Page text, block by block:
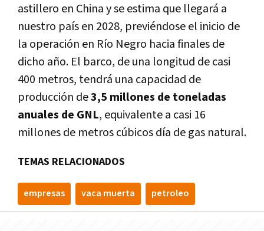
astillero en China y se estima que llegará a
nuestro país en 2028, previéndose el inicio de
la operación en Río Negro hacia finales de
dicho año. El barco, de una longitud de casi
400 metros, tendrá una capacidad de
producción de3,5 millones de toneladas
anuales de GNL, equivalente a casi 16
millones de metros cúbicos día de gas natural.
TEMAS RELACIONADOS
empresas vaca muerta petroleo